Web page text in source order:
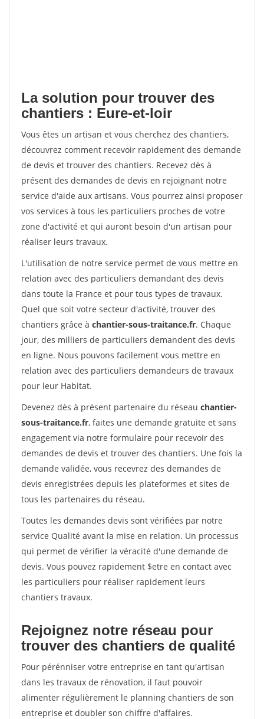
La solution pour trouver des
chantiers : Eure-et-loir
Vous êtes un artisan et vous cherchez des chantiers,
découvrez comment recevoir rapidement des demande
de devis et trouver des chantiers. Recevez dès à
présent des demandes de devis en rejoignant notre
service d'aide aux artisans. Vous pourrez ainsi proposer
vos services à tous les particuliers proches de votre
zone d'activité et qui auront besoin d'un artisan pour
réaliser leurs travaux.
L'utilisation de notre service permet de vous mettre en
relation avec des particuliers demandant des devis
dans toute la France et pour tous types de travaux.
Quel que soit votre secteur d'activité, trouver des
chantiers grâce à chantier-sous-traitance.fr. Chaque
jour, des milliers de particuliers demandent des devis
en ligne. Nous pouvons facilement vous mettre en
relation avec des particuliers demandeurs de travaux
pour leur Habitat.
Devenez dès à présent partenaire du réseau chantier-
sous-traitance.fr, faites une demande gratuite et sans
engagement via notre formulaire pour recevoir des
demandes de devis et trouver des chantiers. Une fois la
demande validée, vous recevrez des demandes de
devis enregistrées depuis les plateformes et sites de
tous les partenaires du réseau.
Toutes les demandes devis sont vérifiées par notre
service Qualité avant la mise en relation. Un processus
qui permet de vérifier la véracité d'une demande de
devis. Vous pouvez rapidement $etre en contact avec
les particuliers pour réaliser rapidement leurs
chantiers travaux.
Rejoignez notre réseau pour
trouver des chantiers de qualité
Pour pérénniser votre entreprise en tant qu'artisan
dans les travaux de rénovation, il faut pouvoir
alimenter régulièrement le planning chantiers de son
entreprise et doubler son chiffre d'affaires.